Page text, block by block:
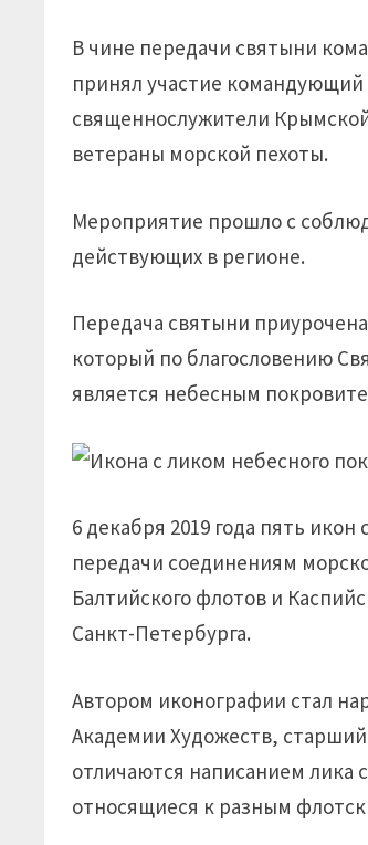
В чине передачи святыни
принял участие
священнослужители
ветераны морской пехоты.
Мероприятие прошло с
действующих в регионе.
Передача святыни
который по благословению
является небесным
6 декабря 2019 года пять
передачи соединениям
Балтийского флотов и
Санкт-Петербурга.
Автором иконографии стал
Академии Художеств,
отличаются написанием лика
относящиеся к разным